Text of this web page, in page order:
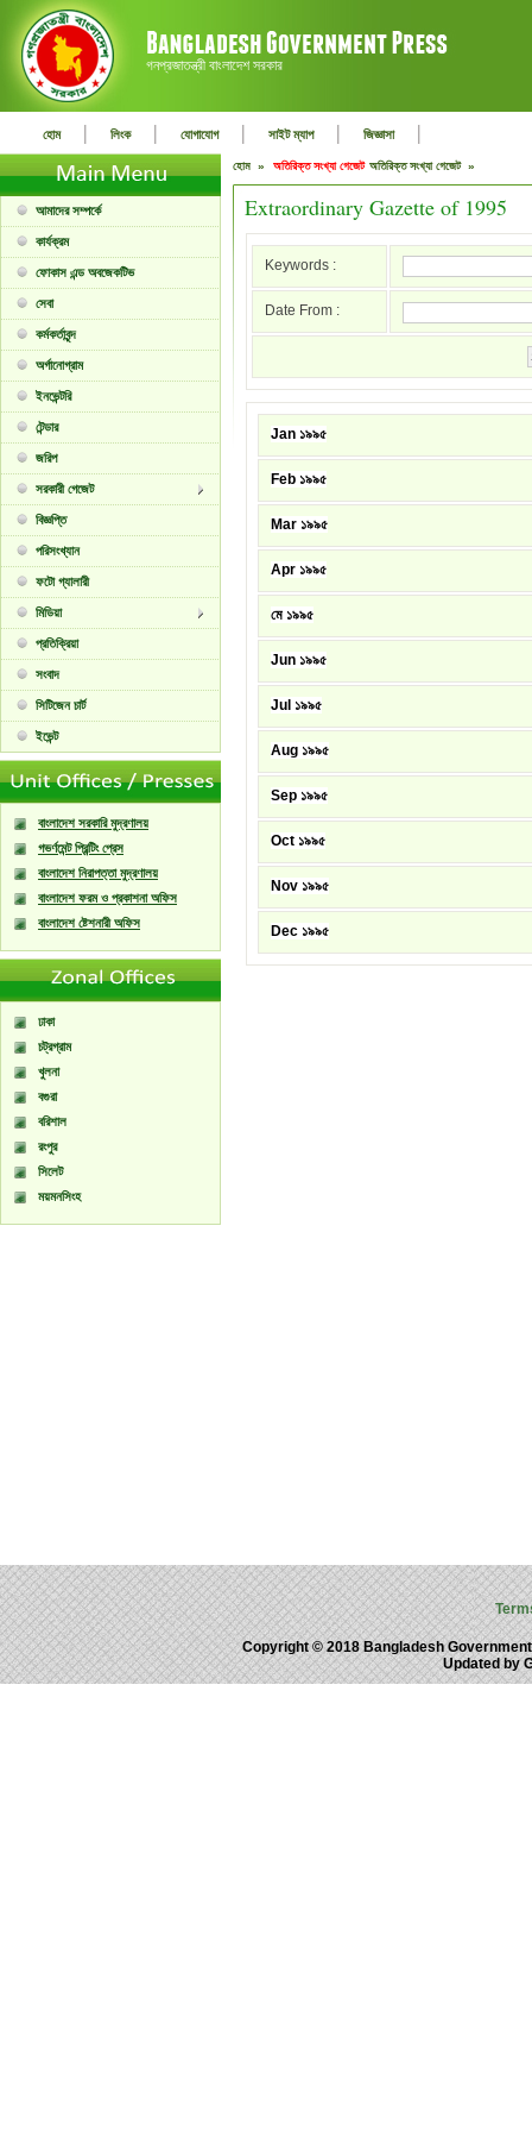
গনপ্রজাতন্ত্রী বাংলাদেশ সরকার
হোম | লিংক | যোগাযোগ | সাইট ম্যাপ | জিজ্ঞাসা |
আমাদের সম্পর্কে
কার্যক্রম
ফোকাস এন্ড অবজেকটিভ
সেবা
কর্মকর্তাবৃন্দ
অর্গানোগ্রাম
ইনভেন্টরি
টেন্ডার
জরিপ
সরকারী গেজেট
বিজ্ঞপ্তি
পরিসংখ্যান
ফটো গ্যালারী
মিডিয়া
প্রতিক্রিয়া
সংবাদ
সিটিজেন চার্ট
ইভেন্ট
বাংলাদেশ সরকারি মুদ্রণালয়
গভর্ণমেন্ট প্রিন্টিং প্রেস
বাংলাদেশ নিরাপত্তা মুদ্রণালয়
বাংলাদেশ ফরম ও প্রকাশনা অফিস
বাংলাদেশ ষ্টেশনারী অফিস
ঢাকা
চট্রগ্রাম
খুলনা
বগুরা
বরিশাল
রংপুর
সিলেট
ময়মনসিংহ
হোম » অতিরিক্ত সংখ্যা গেজেট অতিরিক্ত সংখ্যা গেজেট »
Extraordinary Gazette of 1995
Keywords :
Date From :
Jan ১৯৯৫
Feb ১৯৯৫
Mar ১৯৯৫
Apr ১৯৯৫
মে ১৯৯৫
Jun ১৯৯৫
Jul ১৯৯৫
Aug ১৯৯৫
Sep ১৯৯৫
Oct ১৯৯৫
Nov ১৯৯৫
Dec ১৯৯৫
Copyright © 2018 Bangladesh
Updated by